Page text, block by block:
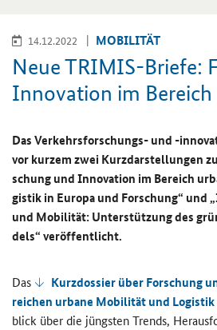
14.12.2022 MO­BI­LI­TÄT
Neue TRIMIS-​Briefe:
In­no­va­ti­on im
Das Verkehrsforschungs-​ und -​
vor kur­zem zwei Kurz­dar­stel­lun­gen
schung und In­no­va­ti­on im Be­reich
gis­tik in Eu­ro­pa und For­schung“ und
und Mo­bi­li­tät: Un­ter­stüt­zung des
dels“ ver­öf­fent­licht.
Das
Kurz­dos­sier über For­schung
rei­chen ur­ba­ne Mo­bi­li­tät und Lo­gis­tik
blick über die jüngs­ten Trends,